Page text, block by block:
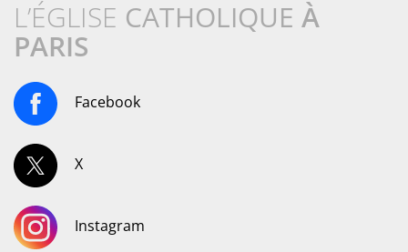
L’ÉGLISE CATHOLIQUE À
PARIS
Facebook
X
Instagram